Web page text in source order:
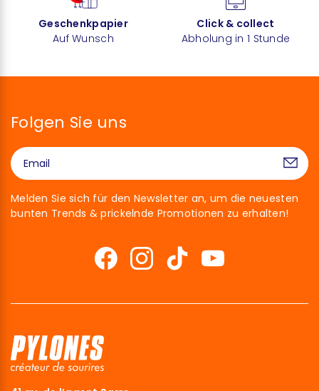
Geschenkpapier
Auf Wunsch
Click & collect
Abholung in 1 Stunde
Folgen Sie uns
Melden Sie sich für den Newsletter an, um die neuesten
bunten Trends & prickelnde Promotionen zu erhalten!